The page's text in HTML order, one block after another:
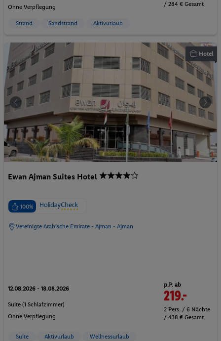
Ohne Verpflegung / 284 € Gesamt
Strand Sandstrand Aktivurlaub
Hotel
Ewan Ajman Suites Hotel
100%
Vereinigte Arabische Emirate - Ajman - Ajman
12.08.2026 - 18.08.2026
Suite (1 Schlafzimmer)
Ohne Verpflegung
p.P. ab
219.-
2 Pers. / 6 Nächte
/ 438 € Gesamt
Suite Aktivurlaub Wellnessurlaub